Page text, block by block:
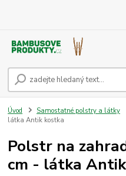
Úvod Samostatné polstry a látky
látka Antik kostka
Polstr na
cm - látka